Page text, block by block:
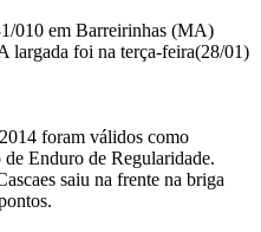
010 em Barreirinhas (MA)
largada foi na terça-feira(28/01)
foram válidos como
Enduro de Regularidade.
saiu na frente na briga